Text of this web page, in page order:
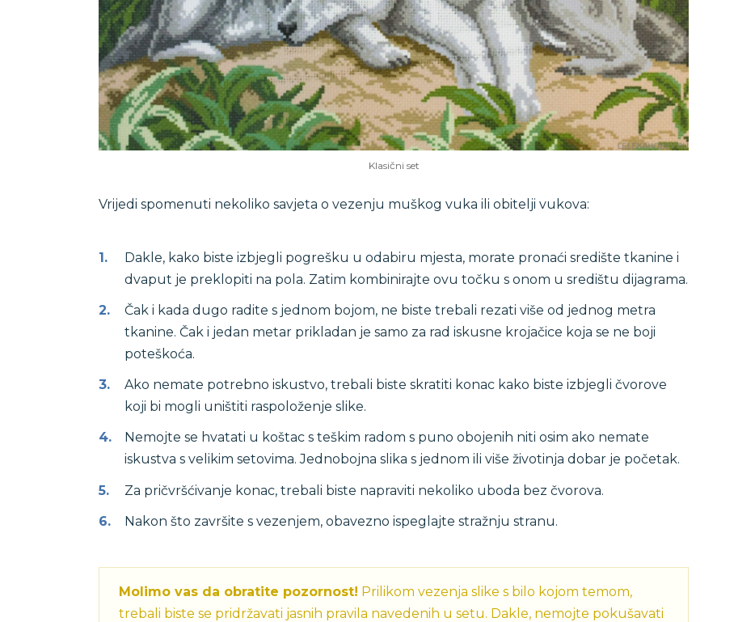
Klasični set
Vrijedi spomenuti nekoliko savjeta o vezenju muškog vuka ili obitelji vukova:
Dakle, kako biste izbjegli pogrešku u odabiru mjesta, morate pronaći središte tkanine i
dvaput je preklopiti na pola. Zatim kombinirajte ovu točku s onom u središtu dijagrama.
Čak i kada dugo radite s jednom bojom, ne biste trebali rezati više od jednog metra
tkanine. Čak i jedan metar prikladan je samo za rad iskusne krojačice koja se ne boji
poteškoća.
Ako nemate potrebno iskustvo, trebali biste skratiti konac kako biste izbjegli čvorove
koji bi mogli uništiti raspoloženje slike.
Nemojte se hvatati u koštac s teškim radom s puno obojenih niti osim ako nemate
iskustva s velikim setovima. Jednobojna slika s jednom ili više životinja dobar je početak.
Za pričvršćivanje konac, trebali biste napraviti nekoliko uboda bez čvorova.
Nakon što završite s vezenjem, obavezno ispeglajte stražnju stranu.
Molimo vas da obratite pozornost! Prilikom vezenja slike s bilo kojom temom,
trebali biste se pridržavati jasnih pravila navedenih u setu. Dakle, nemojte pokušavati